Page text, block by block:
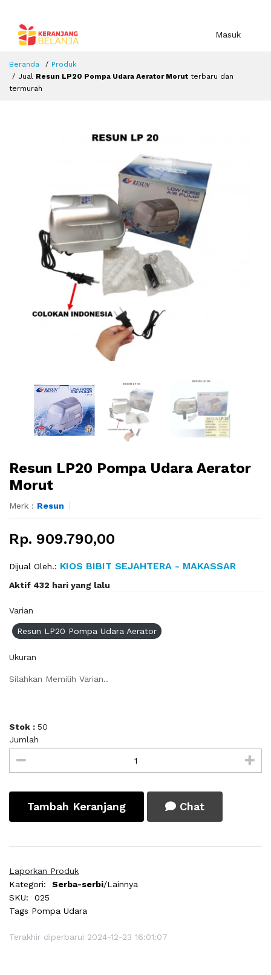
Masuk
Beranda
Produk
Jual Resun LP20 Pompa Udara Aerator Morut terbaru dan
termurah
Resun LP20 Pompa Udara Aerator
Morut
Merk : Resun
Rp. 909.790,00
Dijual Oleh.: KIOS BIBIT SEJAHTERA - MAKASSAR
Aktif 432 hari yang lalu
Varian
Resun LP20 Pompa Udara Aerator
Ukuran
Silahkan Memilih Varian..
Stok : 50
Jumlah
Tambah Keranjang Chat
Laporkan Produk
Kategori:
Serba-serbi/Lainnya
SKU:
025
Tags Pompa Udara
Terakhir diperbarui 2024-12-23 16:01:07